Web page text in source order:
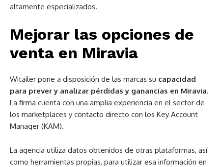
altamente especializados.
Mejorar las opciones de
venta en Miravia
Witailer pone a disposición de las marcas su capacidad
para prever y analizar pérdidas y ganancias en Miravia.
La firma cuenta con una amplia experiencia en el sector de
los marketplaces y contacto directo con los Key Account
Manager (KAM).
La agencia utiliza datos obtenidos de otras plataformas, así
como herramientas propias, para utilizar esa información en